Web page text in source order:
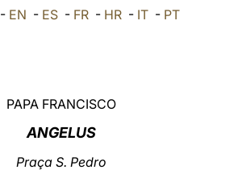
العربيّة - EN - ES- FR- HR- IT- PT
PAPA FRANCISCO
ANGELUS
Praça S. Pedro